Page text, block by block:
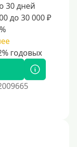
30 дней
до 30 000 ₽